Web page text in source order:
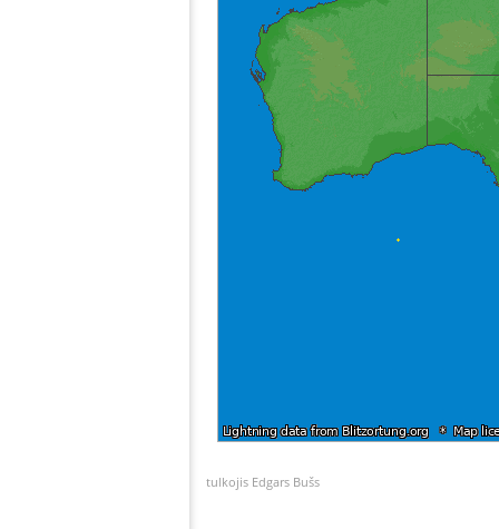
tulkojis Edgars Bušs